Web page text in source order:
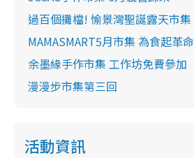
過百個攤檔! 愉景灣聖誕露天市集
MAMASMART5月市集 為食起革命
余墨緣手作市集 工作坊免費參加
漫漫步市集第三回
活動資訊